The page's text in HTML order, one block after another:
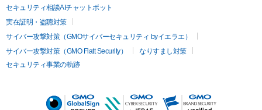
セキュリティ相談AIチャットボット
実在証明・盗聴対策
サイバー攻撃対策（GMOサイバーセキュリティ byイエラエ）
サイバー攻撃対策（GMO Flatt Security）
なりすまし対策
セキュリティ事業の軌跡